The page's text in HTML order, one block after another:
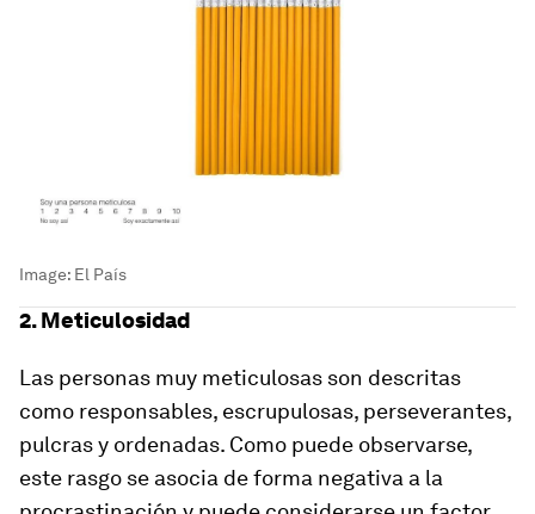
Image: El País
2. Meticulosidad
Las personas muy meticulosas son descritas
como responsables, escrupulosas, perseverantes,
pulcras y ordenadas. Como puede observarse,
este rasgo se asocia de forma negativa a la